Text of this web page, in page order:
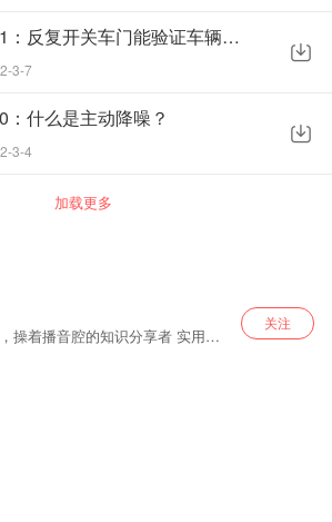
车界求真相231：反复开关车门能验证车辆好坏吗？
3-7
什么是主动降噪？
3-4
加载更多
着播音腔的知识分享者 实用、
才说给你听
关注